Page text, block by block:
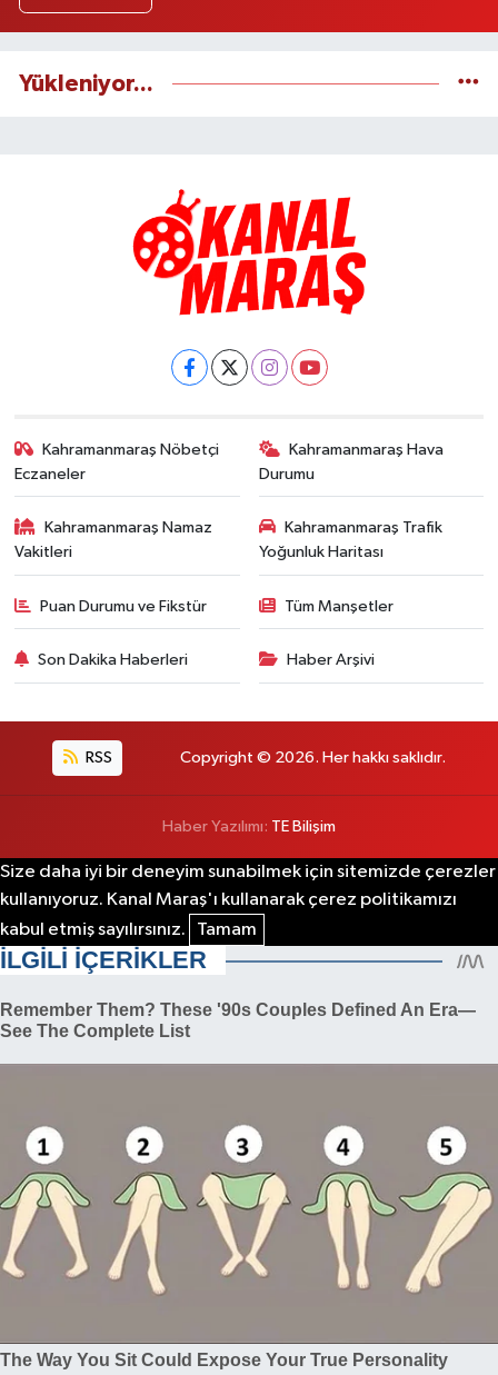
Yükleniyor...
Kahramanmaraş Nöbetçi
Eczaneler
Kahramanmaraş Hava
Durumu
Kahramanmaraş Namaz
Vakitleri
Kahramanmaraş Trafik
Yoğunluk Haritası
Puan Durumu ve Fikstür Tüm Manşetler
Son Dakika Haberleri Haber Arşivi
RSS Copyright © 2026. Her hakkı saklıdır.
Haber Yazılımı: TE Bilişim
Size daha iyi bir deneyim sunabilmek için sitemizde çerezler
kullanıyoruz. Kanal Maraş'ı kullanarak çerez politikamızı
kabul etmiş sayılırsınız.
Tamam